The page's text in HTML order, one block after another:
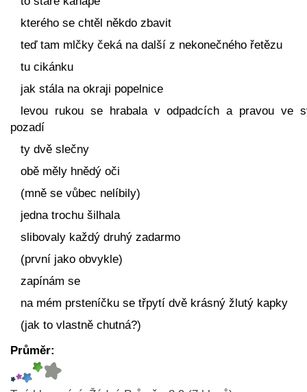
kterého se chtěl někdo zbavit
teď tam mlčky čeká na další z nekonečného řetězu
tu cikánku
jak stála na okraji popelnice
levou rukou se hrabala v odpadcích a pravou ve
pozadí
ty dvě slečny
obě měly hnědý oči
(mně se vůbec nelíbily)
jedna trochu šilhala
slibovaly každý druhý zadarmo
(první jako obvykle)
zapínám se
na mém prsteníčku se třpytí dvě krásný žlutý kapky
(jak to vlastně chutná?)
Průměr: